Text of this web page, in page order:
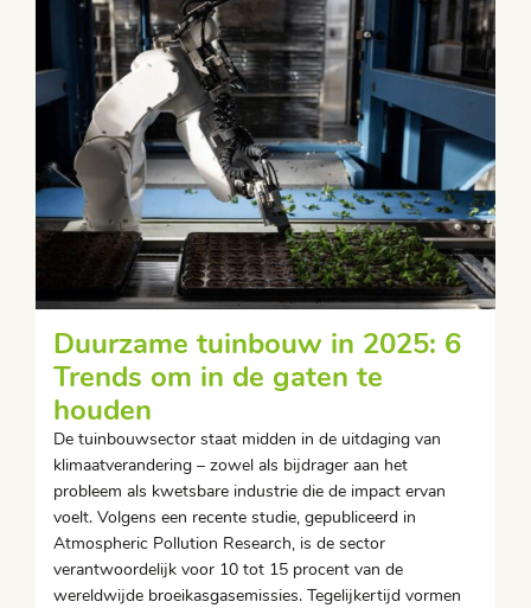
Duurzame tuinbouw in 2025: 6
Trends om in de gaten te
houden
De tuinbouwsector staat midden in de uitdaging van
klimaatverandering – zowel als bijdrager aan het
probleem als kwetsbare industrie die de impact ervan
voelt. Volgens een recente studie, gepubliceerd in
Atmospheric Pollution Research, is de sector
verantwoordelijk voor 10 tot 15 procent van de
wereldwijde broeikasgasemissies. Tegelijkertijd vormen